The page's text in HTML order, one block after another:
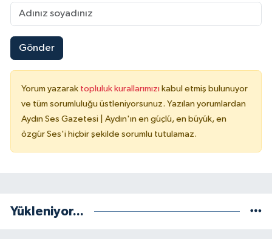
Gönder
Yorum yazarak topluluk kurallarımızı kabul etmiş bulunuyor
ve tüm sorumluluğu üstleniyorsunuz. Yazılan yorumlardan
Aydın Ses Gazetesi | Aydın'ın en güçlü, en büyük, en
özgür Ses'i hiçbir şekilde sorumlu tutulamaz.
Yükleniyor...